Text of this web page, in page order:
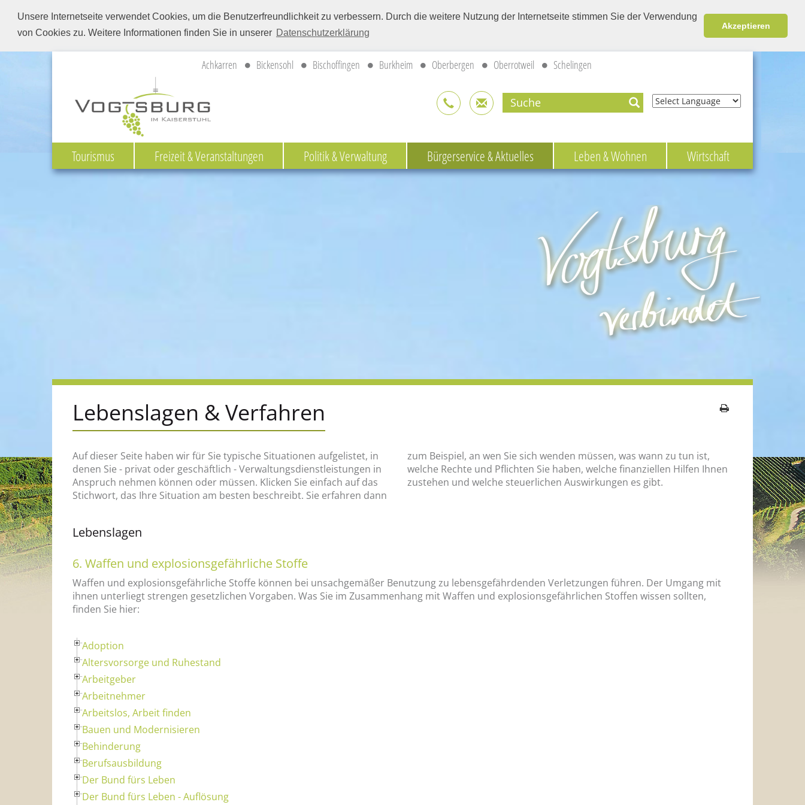
Unsere Internetseite verwendet Cookies, um die Benutzerfreundlichkeit zu verbessern. Durch die weitere Nutzung der Internetseite stimmen Sie der Verwendung
von Cookies zu. Weitere Informationen finden Sie in unserer Datenschutzerklärung
Akzeptieren
Achkarren Bickensohl Bischoffingen Burkheim Oberbergen Oberrotweil Schelingen
Tourismus Freizeit & Veranstaltungen Politik & Verwaltung Bürgerservice & Aktuelles Leben & Wohnen Wirtschaft
Lebenslagen & Verfahren
Auf dieser Seite haben wir für Sie typische Situationen aufgelistet, in
denen Sie - privat oder geschäftlich - Verwaltungsdienstleistungen in
Anspruch nehmen können oder müssen. Klicken Sie einfach auf das
Stichwort, das Ihre Situation am besten beschreibt. Sie erfahren dann
zum Beispiel, an wen Sie sich wenden müssen, was wann zu tun ist,
welche Rechte und Pflichten Sie haben, welche finanziellen Hilfen Ihnen
zustehen und welche steuerlichen Auswirkungen es gibt.
Lebenslagen
6. Waffen und explosionsgefährliche Stoffe
Waffen und explosionsgefährliche Stoffe können bei unsachgemäßer Benutzung zu lebensgefährdenden Verletzungen führen. Der Umgang mit
ihnen unterliegt strengen gesetzlichen Vorgaben. Was Sie im Zusammenhang mit Waffen und explosionsgefährlichen Stoffen wissen sollten,
finden Sie hier:
Adoption
Altersvorsorge und Ruhestand
Arbeitgeber
Arbeitnehmer
Arbeitslos, Arbeit finden
Bauen und Modernisieren
Behinderung
Berufsausbildung
Der Bund fürs Leben
Der Bund fürs Leben - Auflösung